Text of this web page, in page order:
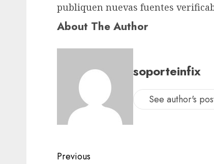
publiquen nuevas fuentes
About The Author
soporteinfix
See author's
Previous